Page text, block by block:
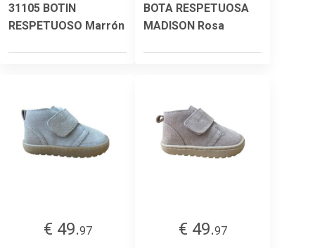
31105 BOTIN
RESPETUOSO Marrón
BOTA RESPETUOSA
MADISON Rosa
€ 49.97
€ 49.97